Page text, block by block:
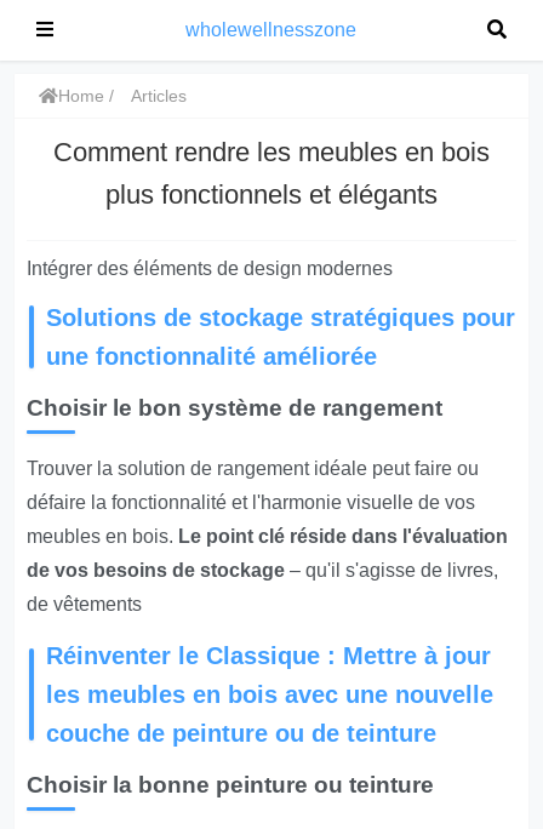
wholewellnesszone
Home Articles
Comment rendre les meubles en bois
plus fonctionnels et élégants
Intégrer des éléments de design modernes
Solutions de stockage stratégiques pour
une fonctionnalité améliorée
Choisir le bon système de rangement
Trouver la solution de rangement idéale peut faire ou
défaire la fonctionnalité et l'harmonie visuelle de vos
meubles en bois. Le point clé réside dans l'évaluation
de vos besoins de stockage – qu'il s'agisse de livres,
de vêtements
Réinventer le Classique : Mettre à jour
les meubles en bois avec une nouvelle
couche de peinture ou de teinture
Choisir la bonne peinture ou teinture